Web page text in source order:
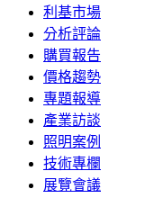
利基市場
分析評論
購買報告
價格趨勢
專題報導
產業訪談
照明案例
技術專欄
展覽會議